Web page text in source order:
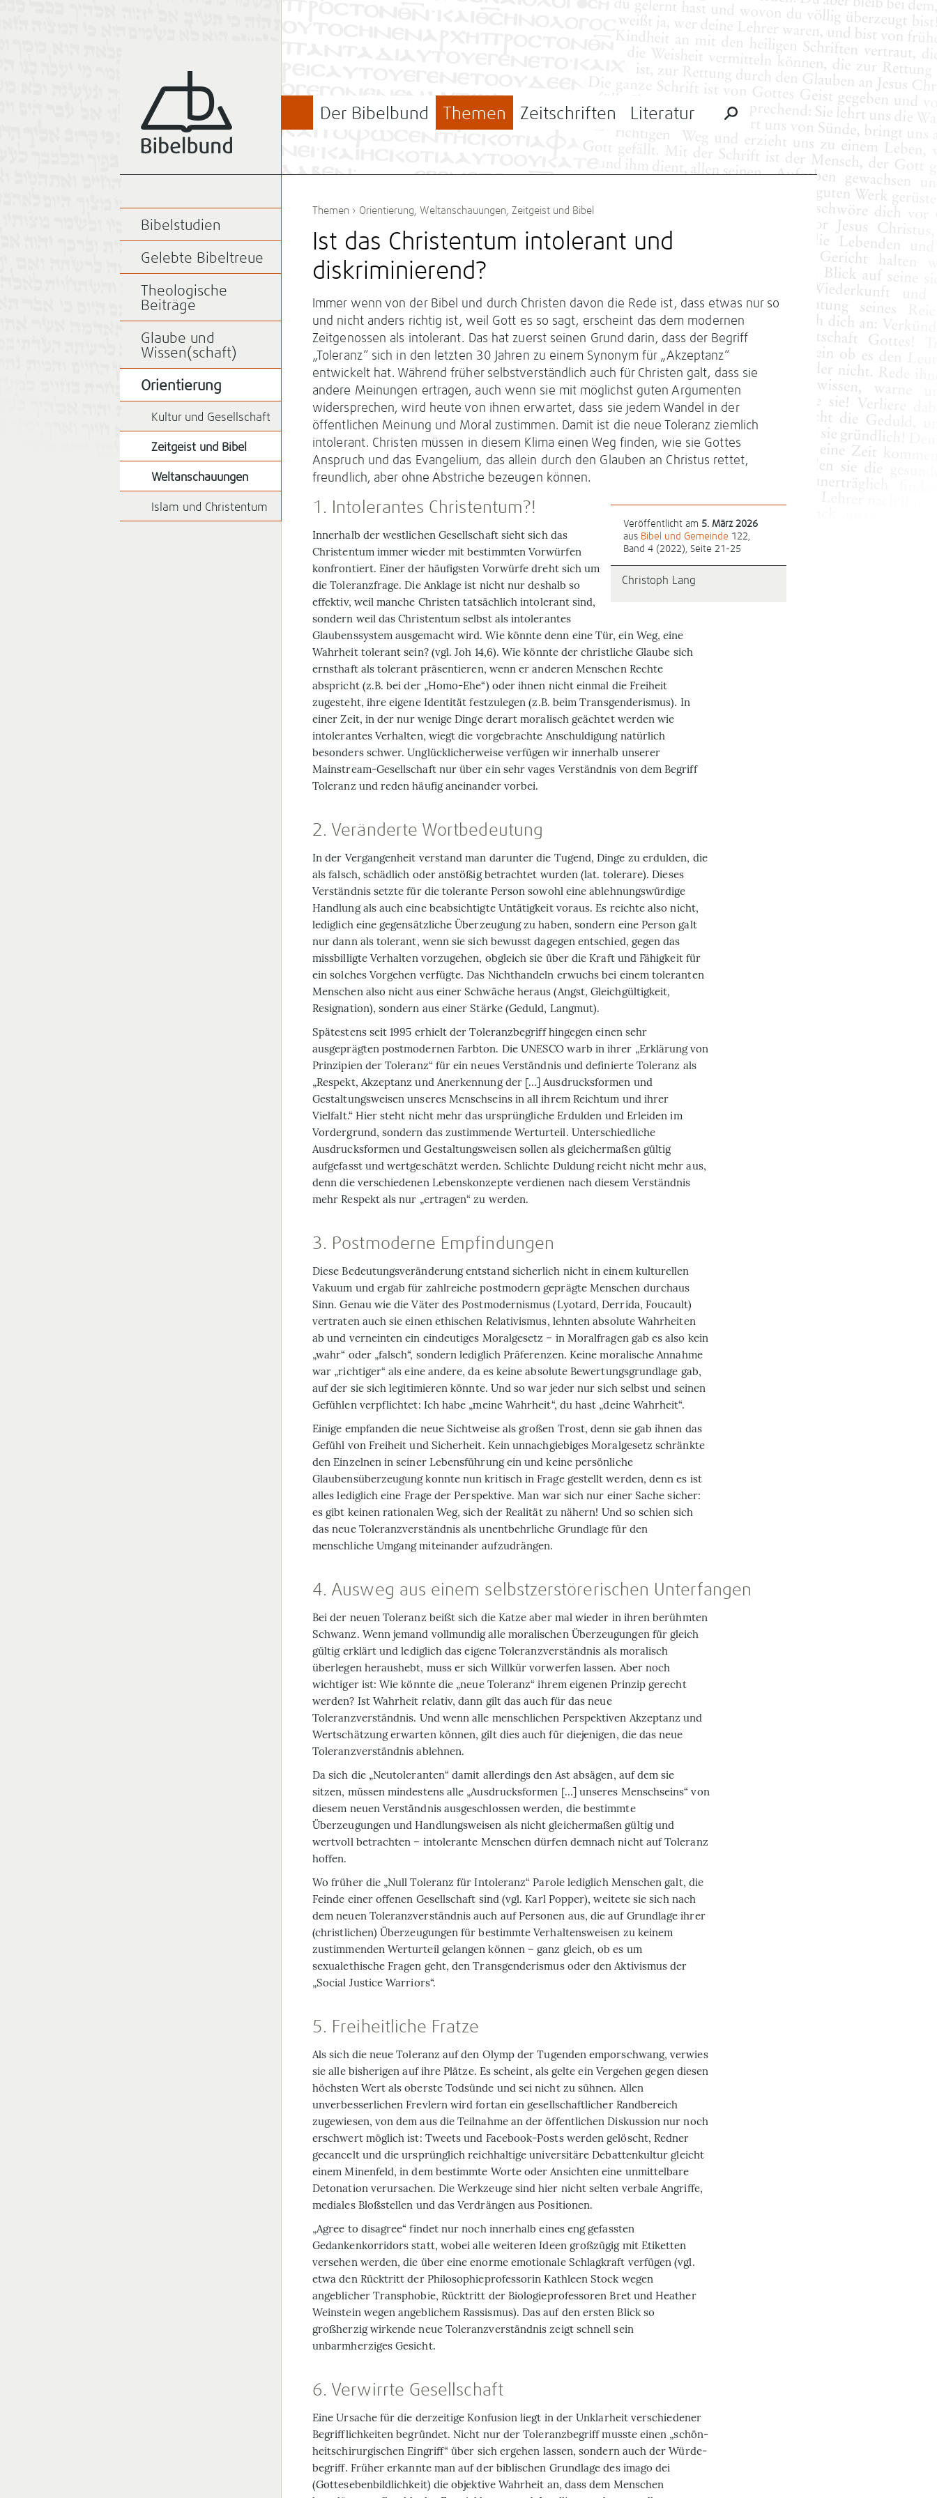
Der Bibelbund Themen Zeitschriften Literatur
Themen › Orientierung, Weltanschauungen, Zeitgeist und Bibel
Ist das Christentum intolerant und
diskriminierend?
Immer wenn von der Bibel und durch Christen davon die Rede ist, dass etwas nur so
und nicht anders richtig ist, weil Gott es so sagt, erscheint das dem modernen
Zeitgenossen als intolerant. Das hat zuerst seinen Grund darin, dass der Begriff
„Toleranz“ sich in den letzten 30 Jahren zu einem Synonym für „Akzeptanz“
entwickelt hat. Während früher selbstverständlich auch für Christen galt, dass sie
andere Meinungen ertragen, auch wenn sie mit möglichst guten Argumenten
widersprechen, wird heute von ihnen erwartet, dass sie jedem Wandel in der
öffentlichen Meinung und Moral zustimmen. Damit ist die neue Toleranz ziemlich
intolerant. Christen müssen in diesem Klima einen Weg finden, wie sie Gottes
Anspruch und das Evangelium, das allein durch den Glauben an Christus rettet,
freundlich, aber ohne Abstriche bezeugen können.
Veröffentlicht am 5. März 2026
aus Bibel und Gemeinde 122,
Band 4 (2022), Seite 21-25
Christoph Lang
1. Intolerantes Christentum?!
Innerhalb der westlichen Gesellschaft sieht sich das
Christentum immer wieder mit bestimmten Vorwürfen
konfrontiert. Einer der häufigsten Vorwürfe dreht sich um
die Toleranzfrage. Die Anklage ist nicht nur deshalb so
effektiv, weil manche Christen tatsächlich intolerant sind,
sondern weil das Christentum selbst als intolerantes
Glaubenssystem ausgemacht wird. Wie könnte denn eine Tür, ein Weg, eine
Wahrheit tolerant sein? (vgl. Joh 14,6). Wie könnte der christliche Glaube sich
ernsthaft als tolerant präsentieren, wenn er anderen Menschen Rechte
abspricht (z.B. bei der „Homo-Ehe“) oder ihnen nicht einmal die Freiheit
zugesteht, ihre eigene Identität festzulegen (z.B. beim Transgenderismus). In
einer Zeit, in der nur wenige Dinge derart moralisch geächtet werden wie
intolerantes Verhalten, wiegt die vorgebrachte Anschuldigung natürlich
besonders schwer. Unglücklicherweise verfügen wir innerhalb unserer
Mainstream-Gesellschaft nur über ein sehr vages Verständnis von dem Begriff
Toleranz und reden häufig aneinander vorbei.
2. Veränderte Wort­bedeutung
In der Vergan­gen­heit verstand man darunter die Tugend, Dinge zu erdulden, die
als falsch, schädlich oder anstößig betrachtet wurden (lat. tolerare). Dieses
Verständnis setzte für die tolerante Person sowohl eine ablehnungswürdige
Handlung als auch eine beabsichtigte Untätigkeit voraus. Es reichte also nicht,
lediglich eine gegensätzliche Überzeugung zu haben, sondern eine Person galt
nur dann als tolerant, wenn sie sich bewusst dagegen entschied, gegen das
missbilligte Verhalten vorzugehen, obgleich sie über die Kraft und Fähigkeit für
ein solches Vorgehen verfügte. Das Nichthandeln erwuchs bei einem toleranten
Menschen also nicht aus einer Schwäche heraus (Angst, Gleichgültigkeit,
Resignation), sondern aus einer Stärke (Geduld, Langmut).
Spätestens seit 1995 erhielt der Toleranz­begriff hingegen einen sehr
ausgeprägten postmodernen Farbton. Die UNESCO warb in ihrer „Erklärung von
Prinzipien der Toleranz“ für ein neues Verständnis und definierte Toleranz als
„Respekt, Akzeptanz und Anerkennung der […] Ausdrucksformen und
Gestaltungsweisen unseres Menschseins in all ihrem Reichtum und ihrer
Vielfalt.“ Hier steht nicht mehr das ursprüngliche Erdulden und Erleiden im
Vordergrund, sondern das zustimmende Werturteil. Unterschiedliche
Ausdrucksformen und Gestaltungsweisen sollen als gleichermaßen gültig
aufgefasst und wertgeschätzt werden. Schlichte Duldung reicht nicht mehr aus,
denn die verschiedenen Lebenskonzepte verdienen nach diesem Verständnis
mehr Respekt als nur „ertragen“ zu werden.
3. Postmoderne Empfindungen
Diese Bedeutungsveränderung entstand sicherlich nicht in einem kulturellen
Vakuum und ergab für zahlreiche postmodern geprägte Menschen durchaus
Sinn. Genau wie die Väter des Postmodernismus (Lyotard, Derrida, Foucault)
vertraten auch sie einen ethischen Relativismus, lehnten absolute Wahrheiten
ab und verneinten ein eindeutiges Moralgesetz – in Moralfragen gab es also kein
„wahr“ oder „falsch“, sondern lediglich Präferenzen. Keine moralische Annahme
war „richtiger“ als eine andere, da es keine absolute Bewertungs­grund­lage gab,
auf der sie sich legitimieren könnte. Und so war jeder nur sich selbst und seinen
Gefühlen verpflichtet: Ich habe „meine Wahrheit“, du hast „deine Wahrheit“.
Einige empfanden die neue Sichtweise als großen Trost, denn sie gab ihnen das
Gefühl von Freiheit und Sicherheit. Kein unnachgiebiges Moralgesetz schränkte
den Einzelnen in seiner Lebensführung ein und keine persönliche
Glaubensüberzeugung konnte nun kritisch in Frage gestellt werden, denn es ist
alles lediglich eine Frage der Perspektive. Man war sich nur einer Sache sicher:
es gibt keinen rationalen Weg, sich der Realität zu nähern! Und so schien sich
das neue Toleranzverständnis als unentbehrliche Grundlage für den
menschliche Umgang miteinander aufzudrängen.
4. Ausweg aus einem selbstzerstörerischen Unterfangen
Bei der neuen Toleranz beißt sich die Katze aber mal wieder in ihren berühmten
Schwanz. Wenn jemand vollmundig alle moralischen Überzeugungen für gleich
gültig erklärt und lediglich das eigene Toleranzverständnis als moralisch
überlegen heraushebt, muss er sich Willkür vorwerfen lassen. Aber noch
wichtiger ist: Wie könnte die „neue Toleranz“ ihrem eigenen Prinzip gerecht
werden? Ist Wahrheit relativ, dann gilt das auch für das neue
Toleranzverständnis. Und wenn alle menschlichen Perspektiven Akzeptanz und
Wertschätzung erwarten können, gilt dies auch für diejenigen, die das neue
Toleranzverständnis ablehnen.
Da sich die „Neutoleranten“ damit allerdings den Ast absägen, auf dem sie
sitzen, müssen mindestens alle „Ausdrucksformen […] unseres Menschseins“ von
diesem neuen Verständnis ausgeschlossen werden, die bestimmte
Überzeugungen und Handlungsweisen als nicht gleichermaßen gültig und
wertvoll betrachten – intolerante Menschen dürfen demnach nicht auf Toleranz
hoffen.
Wo früher die „Null Toleranz für Intoleranz“ Parole lediglich Menschen galt, die
Feinde einer offenen Gesellschaft sind (vgl. Karl Popper), weitete sie sich nach
dem neuen Toleranzverständnis auch auf Personen aus, die auf Grundlage ihrer
(christlichen) Überzeugungen für bestimmte Verhaltensweisen zu keinem
zustimmenden Werturteil gelangen können – ganz gleich, ob es um
sexualethische Fragen geht, den Transgenderismus oder den Aktivismus der
„Social Justice Warriors“.
5. Freiheitliche Fratze
Als sich die neue Toleranz auf den Olymp der Tugenden emporschwang, verwies
sie alle bisherigen auf ihre Plätze. Es scheint, als gelte ein Vergehen gegen diesen
höchsten Wert als oberste Todsünde und sei nicht zu sühnen. Allen
unverbesserlichen Frevlern wird fortan ein gesellschaftlicher Randbereich
zugewiesen, von dem aus die Teilnahme an der öffentlichen Diskussion nur noch
erschwert möglich ist: Tweets und Facebook-Posts werden gelöscht, Redner
gecancelt und die ursprünglich reichhaltige universitäre Debattenkultur gleicht
einem Minenfeld, in dem bestimmte Worte oder Ansichten eine unmittelbare
Detonation verursachen. Die Werkzeuge sind hier nicht selten verbale Angriffe,
mediales Bloßstellen und das Verdrängen aus Positionen.
„Agree to disagree“ findet nur noch innerhalb eines eng gefassten
Gedankenkorridors statt, wobei alle weiteren Ideen großzügig mit Etiketten
versehen werden, die über eine enorme emotionale Schlagkraft verfügen (vgl.
etwa den Rücktritt der Philosophieprofessorin Kathleen Stock wegen
angeblicher Transphobie, Rücktritt der Biologie­profes­soren Bret und Heather
Weinstein wegen angeblichem Rassismus). Das auf den ersten Blick so
großherzig wirkende neue Toleranzverständnis zeigt schnell sein
unbarmherziges Gesicht.
6. Verwirrte Gesellschaft
Eine Ursache für die derzeitige Konfusion liegt in der Unklarheit verschiedener
Begrifflichkeiten begründet. Nicht nur der Toleranzbegriff musste einen „schön­
heitschirurgischen Eingriff“ über sich ergehen lassen, sondern auch der Würde­
begriff. Früher erkannte man auf der biblischen Grundlage des imago dei
(Gottes­ebenbildlichkeit) die objektive Wahrheit an, dass dem Menschen
Bibelstudien
Gelebte Bibeltreue
Theologische
Beiträge
Glaube und
Wissen(schaft)
Orientierung
Kultur und Gesellschaft
Zeitgeist und Bibel
Weltanschauungen
Islam und Christentum